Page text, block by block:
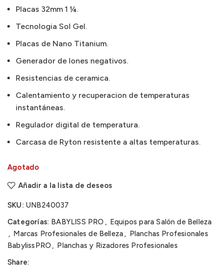
Placas 32mm 1 ¼.
Tecnologia Sol Gel.
Placas de Nano Titanium.
Generador de Iones negativos.
Resistencias de ceramica.
Calentamiento y recuperacion de temperaturas
instantáneas.
Regulador digital de temperatura.
Carcasa de Ryton resistente a altas temperaturas.
Agotado
Añadir a la lista de deseos
SKU: UNB240037
Categorías: BABYLISS PRO , Equipos para Salón de Belleza
, Marcas Profesionales de Belleza,
Planchas Profesionales
BabylissPRO , Planchas y Rizadores Profesionales
Share: